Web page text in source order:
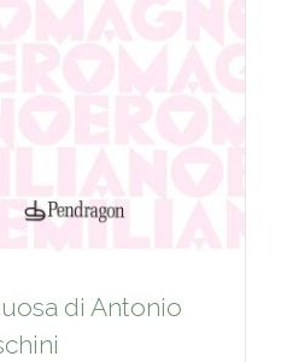
di Antonio